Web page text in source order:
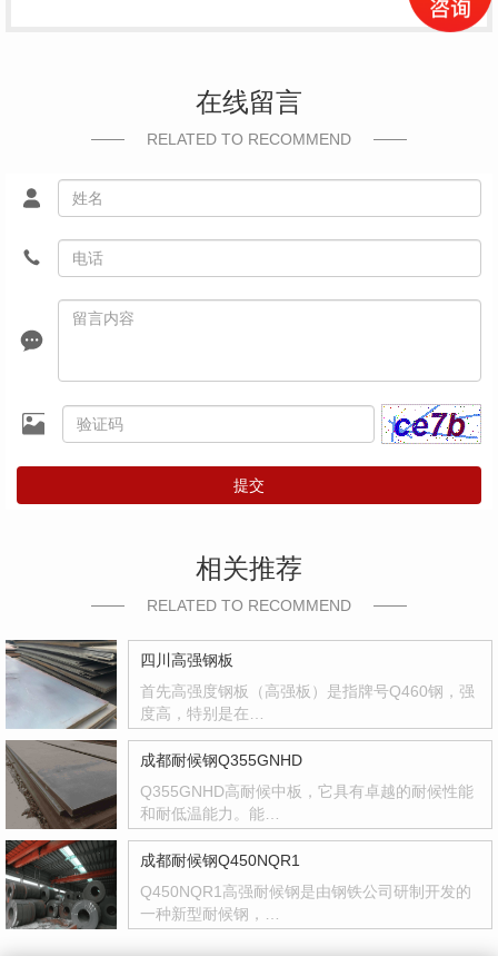
在线留言
RELATED TO RECOMMEND
提交
相关推荐
RELATED TO RECOMMEND
四川高强钢板
首先高强度钢板（高强板）是指牌号Q460钢，强
度高，特别是在…
成都耐候钢Q355GNHD
Q355GNHD高耐候中板，它具有卓越的耐候性能
和耐低温能力。能…
成都耐候钢Q450NQR1
Q450NQR1高强耐候钢是由钢铁公司研制开发的
一种新型耐候钢，…